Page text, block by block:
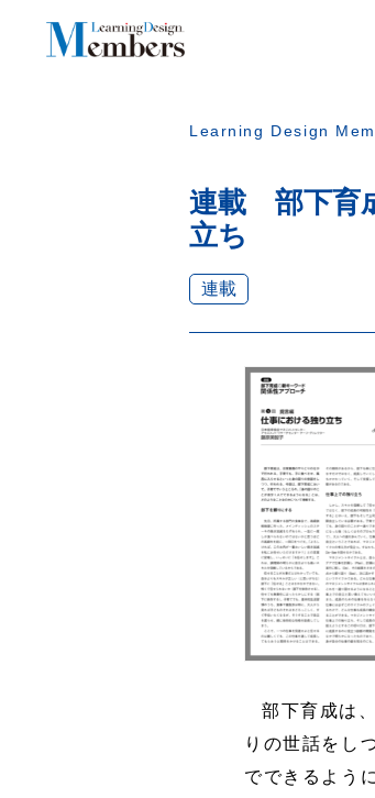
Learning Design
連載 部下育
立ち
連載
部下育成は
りの世話をし
でできるよう